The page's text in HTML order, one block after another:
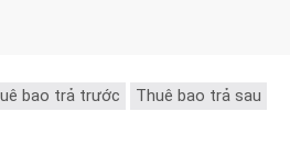
bao trả trước
Thuê bao trả sau